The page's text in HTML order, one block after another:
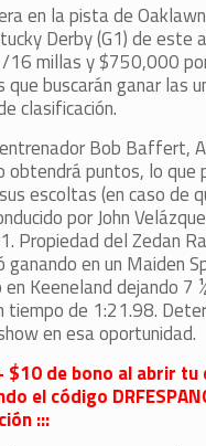
en la pista de
Derby (G1) de este
16 millas y $750,000
buscarán ganar las
clasificación.
Bob Baffert,
obtendrá puntos, lo que
escoltas (en caso de
por John
Propiedad del Zedan
en un Maiden
Keeneland dejando 7
tiempo de 1:21.98.
en esa oportunidad.
de bono al abrir tu
el código
:::